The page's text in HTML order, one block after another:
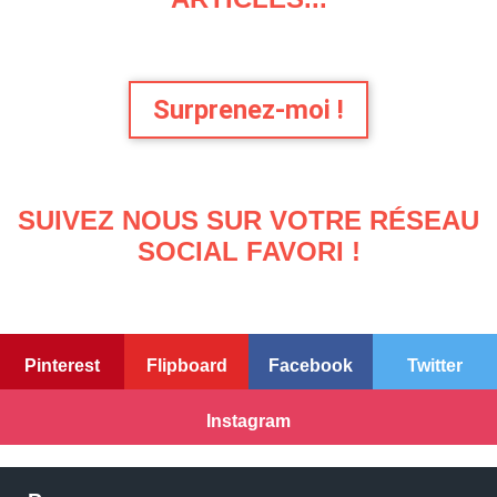
Surprenez-moi !
SUIVEZ NOUS SUR VOTRE RÉSEAU
SOCIAL FAVORI !
Pinterest Flipboard Facebook Twitter
Instagram